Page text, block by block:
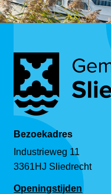
Bezoekadres
Industrieweg 11
3361HJ Sliedrecht
Openingstijden